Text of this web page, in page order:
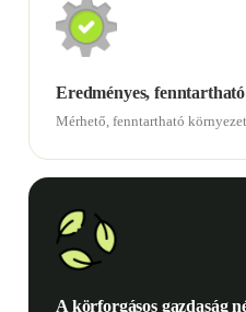
Eredményes,
Mérhető, fenntartható
A körforgásos gazdaság